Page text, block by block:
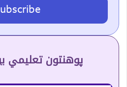
پوهنتون تعلیمي